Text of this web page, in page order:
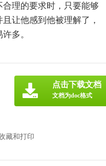
理的要求时，只要能够
让他感到他被理解了，
多。
藏和打印
点击下载文档
文档为doc格式